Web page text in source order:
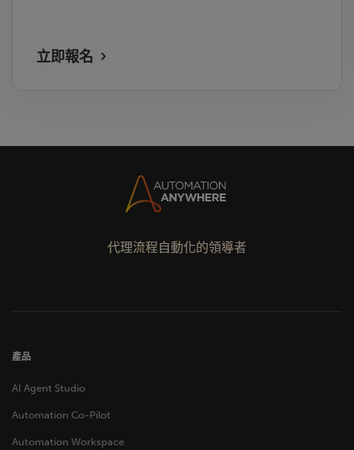
立即報名
代理流程自動化的領導者
產品
AI Agent Studio
Automation Co-Pilot
Automation Workspace